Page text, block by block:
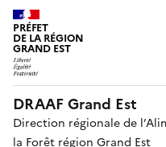
PRÉFET
DE LA RÉGION
GRAND EST
DRAAF Grand Est
Direction régionale de
la Forêt région Grand Est